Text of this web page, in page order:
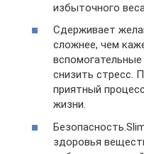
избыточного веса.
Сдерживает
сложнее, чем
снизить стресс.
приятный
жизни.
здоровья